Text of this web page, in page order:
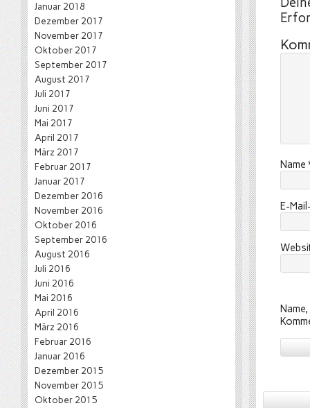
Name
E-
Januar 2018
Dezember 2017
November 2017
Oktober 2017
September 2017
August 2017
Juli 2017
Juni 2017
Mai 2017
April 2017
März 2017
Februar 2017
Januar 2017
Dezember 2016
November 2016
Oktober 2016
September 2016
August 2016
Juli 2016
Juni 2016
Mai 2016
April 2016
März 2016
Februar 2016
Januar 2016
Dezember 2015
November 2015
Oktober 2015